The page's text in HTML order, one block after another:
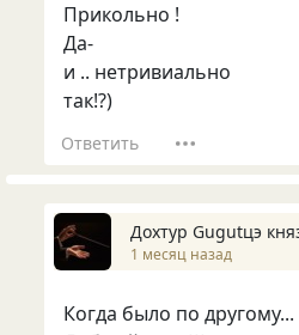
Прикольно !
Да-
и .. нетривиально
так!?)
Ответить
Дохтур Gugutцэ
1 месяц назад
Когда было по другому...